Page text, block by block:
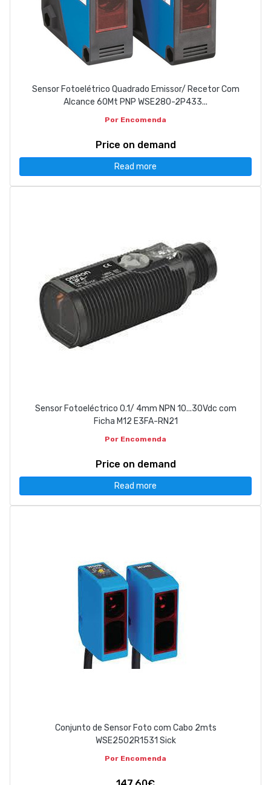
Sensor Fotoelétrico Quadrado Emissor/ Recetor Com
Alcance 60Mt PNP WSE280-2P433...
Por Encomenda
Price on demand
Read more
Sensor Fotoeléctrico 0.1/ 4mm NPN 10...30Vdc com
Ficha M12 E3FA-RN21
Por Encomenda
Price on demand
Read more
Conjunto de Sensor Foto com Cabo 2mts
WSE2502R1531 Sick
Por Encomenda